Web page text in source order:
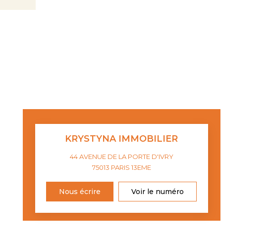
KRYSTYNA IMMOBILIER
44 AVENUE DE LA PORTE D'IVRY
75013 PARIS 13EME
Nous écrire Voir le numéro